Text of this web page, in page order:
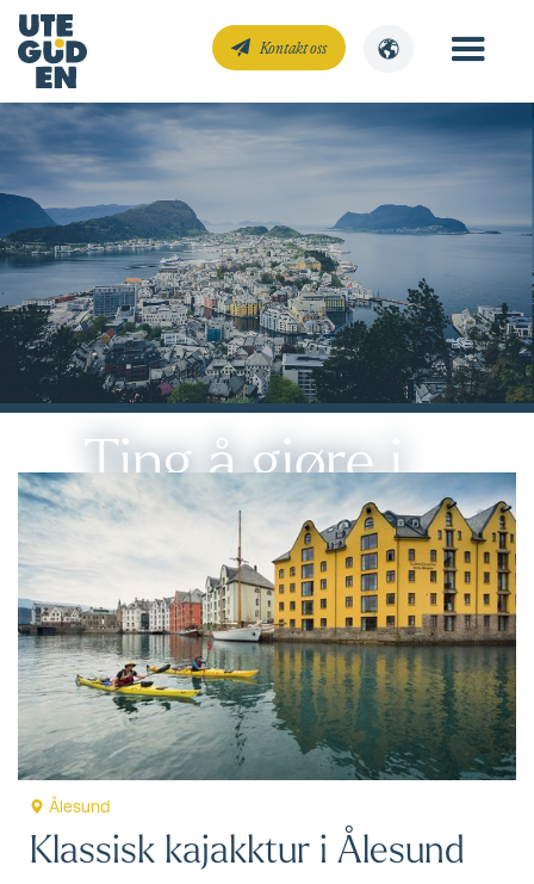
Kontakt oss
Ting å gjøre i
Ålesund
Gjør deg klar til å utforske noen av Norges mest kjente
natur- og kulturattraksjoner.
Erlend Hjelme
Ålesund
Klassisk kajakktur i Ålesund